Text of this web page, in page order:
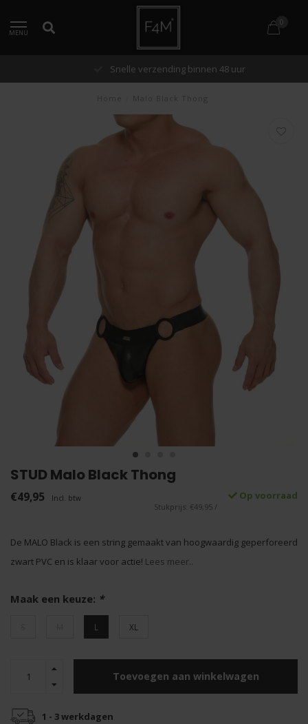
MENU
0
Snelle verzending binnen 48 uur
STUD Malo Black Thong
€49,95 Incl. btw Op voorraad
Stukprijs: €49,95 /
De MALO Black is een string gemaakt van hoogwaardig geperforeerd
zwart PVC en is klaar voor actie! Lees meer..
Maak een keuze: *
L XL
Toevoegen aan winkelwagen
1 - 3 werkdagen